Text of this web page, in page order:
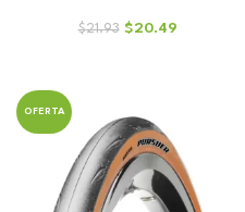
$21.93 El
$20.49El
OFERTA